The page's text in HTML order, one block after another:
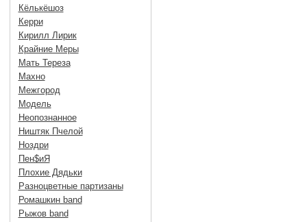
Кёлькёшоз
Керри
Кирилл Лирик
Крайние Меры
Мать Тереза
Махно
Межгород
Модель
Неопознанное
Ништяк Пчелой
Ноздри
Пен$иЯ
Плохие Дядьки
Разноцветные партизаны
Ромашкин band
Рыжов band